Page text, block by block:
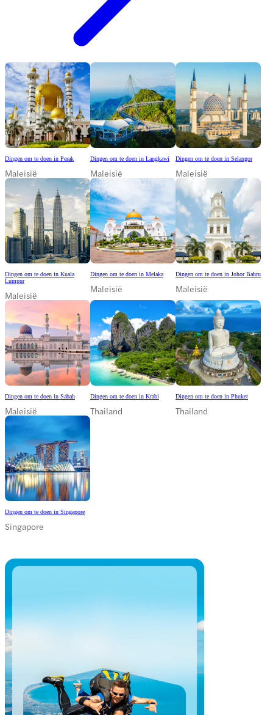
Dingen om te doen in Perak
Maleisië
Dingen om te doen in Langkawi
Maleisië
Dingen om te doen in Selangor
Maleisië
Dingen om te doen in Kuala
Lumpur
Maleisië
Dingen om te doen in Melaka
Maleisië
Dingen om te doen in Johor Bahru
Maleisië
Dingen om te doen in Sabah
Maleisië
Dingen om te doen in Krabi
Thailand
Dingen om te doen in Phuket
Thailand
Dingen om te doen in Singapore
Singapore